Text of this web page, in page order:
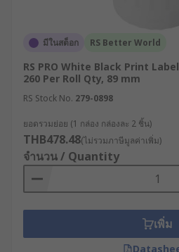
นำมาให้ผู้ประกอบการเลือกซื้อ รอ
หลายระบบ ไม่ว่าจะเป็น Direct
Thermal Transfer พร้อมวัสดุให้
แบบกันน้ำ แบบเคลือบมัน และแบ
สำหรับการผลิตต่อเนื่อง เพื่อให้คุ
ชิ้นจะสื่อสารข้อมูลได้อย่างชัดเจน
ตามมาตรฐานของงานอุตสาหกร
สติ๊กเกอร์ม้วนปะ
สติ๊กเกอร์ม้วนปะหน้า หรือที่เรียกกั
มีในสต็อก RS Better World
RS PRO White Black Print
260 Per Roll Qty, 89 mm
RS Stock No. 279-0898
ยอดรวมย่อย (1 กล่อง กล่องละ 2 ชิ้น)
THB478.48(ไม่รวมภาษีมูลค่าเพิ่ม)
จำนวน / Quantity
เพิ่ม